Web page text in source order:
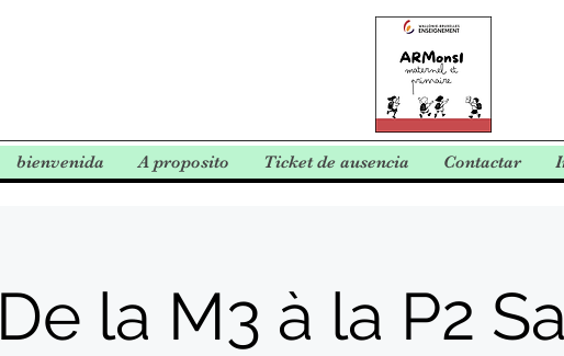
bienvenida A proposito Ticket de ausencia Contactar
De la M3 à la P2